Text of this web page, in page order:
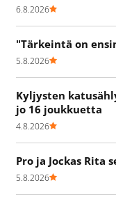
6.8.2026
"Tärkeintä on
5.8.2026
Kyljysten
jo 16 joukkuetta
4.8.2026
Pro ja Jockas Rita
5.8.2026